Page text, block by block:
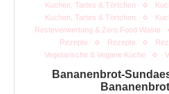
Kuchen, Tartes & Törtchen
Kuchen, Tartes & Törtchen
Resteverwertung & Zero Food Waste
Rezepte
Rezepte
Vegetarische & Vegane Küche
Bananenbrot-